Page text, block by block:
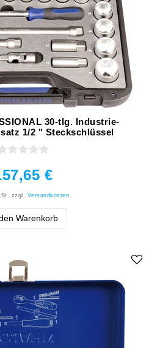
30-tlg. Industrie-
1/2 " Steckschlüssel
€
zzgl. Versandkosten
Warenkorb